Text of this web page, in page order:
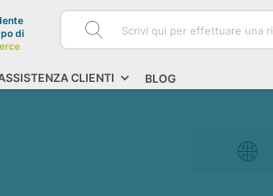
di
CLIENTI BLOG